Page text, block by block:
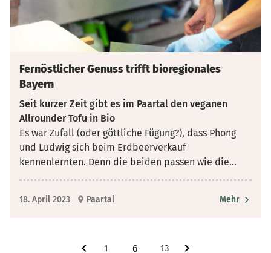
Fernöstlicher Genuss trifft bioregionales
Bayern
Seit kurzer Zeit gibt es im Paartal den veganen
Allrounder Tofu in Bio
Es war Zufall (oder göttliche Fügung?), dass Phong
und Ludwig sich beim Erdbeerverkauf
kennenlernten. Denn die beiden passen wie die...
18. April 2023 Paartal Mehr
1 13